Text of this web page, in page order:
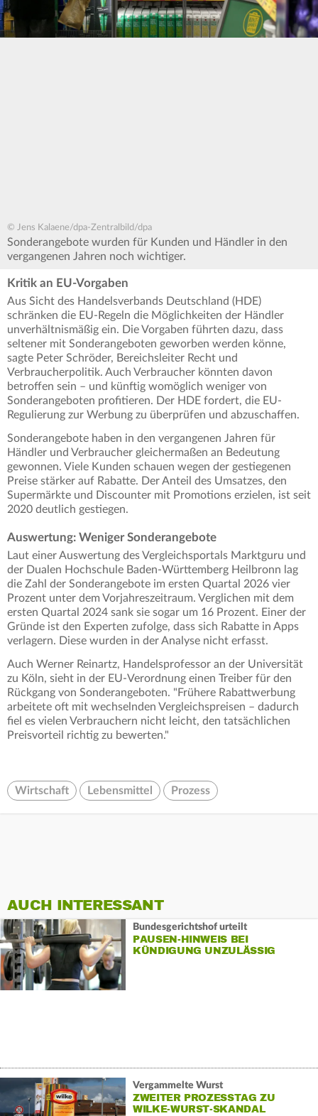
© Jens Kalaene/dpa-Zentralbild/dpa
Sonderangebote wurden für Kunden und Händler in den
vergangenen Jahren noch wichtiger.
Kritik an EU-Vorgaben
Aus Sicht des Handelsverbands Deutschland (HDE)
schränken die EU-Regeln die Möglichkeiten der Händler
unverhältnismäßig ein. Die Vorgaben führten dazu, dass
seltener mit Sonderangeboten geworben werden könne,
sagte Peter Schröder, Bereichsleiter Recht und
Verbraucherpolitik. Auch Verbraucher könnten davon
betroffen sein – und künftig womöglich weniger von
Sonderangeboten profitieren. Der HDE fordert, die EU-
Regulierung zur Werbung zu überprüfen und abzuschaffen.
Sonderangebote haben in den vergangenen Jahren für
Händler und Verbraucher gleichermaßen an Bedeutung
gewonnen. Viele Kunden schauen wegen der gestiegenen
Preise stärker auf Rabatte. Der Anteil des Umsatzes, den
Supermärkte und Discounter mit Promotions erzielen, ist seit
2020 deutlich gestiegen.
Auswertung: Weniger Sonderangebote
Laut einer Auswertung des Vergleichsportals Marktguru und
der Dualen Hochschule Baden-Württemberg Heilbronn lag
die Zahl der Sonderangebote im ersten Quartal 2026 vier
Prozent unter dem Vorjahreszeitraum. Verglichen mit dem
ersten Quartal 2024 sank sie sogar um 16 Prozent. Einer der
Gründe ist den Experten zufolge, dass sich Rabatte in Apps
verlagern. Diese wurden in der Analyse nicht erfasst.
Auch Werner Reinartz, Handelsprofessor an der Universität
zu Köln, sieht in der EU-Verordnung einen Treiber für den
Rückgang von Sonderangeboten. "Frühere Rabattwerbung
arbeitete oft mit wechselnden Vergleichspreisen – dadurch
fiel es vielen Verbrauchern nicht leicht, den tatsächlichen
Preisvorteil richtig zu bewerten."
Wirtschaft Lebensmittel Prozess
AUCH INTERESSANT
Bundesgerichtshof urteilt
PAUSEN-HINWEIS BEI
KÜNDIGUNG UNZULÄSSIG
Vergammelte Wurst
ZWEITER PROZESSTAG ZU
WILKE-WURST-SKANDAL